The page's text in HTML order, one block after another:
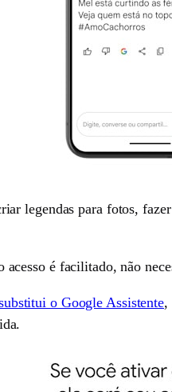
legendas para fotos,
é facilitado, não
o Google Assistente,